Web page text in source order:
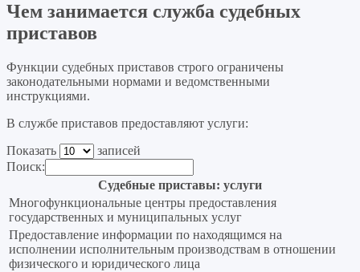
Чем занимается служба судебных
приставов
Функции судебных приставов строго ограничены
законодательными нормами и ведомственными
инструкциями.
В службе приставов предоставляют услуги:
Показать
записей
Поиск:
Судебные приставы: услуги
Многофункциональные центры предоставления
государственных и муниципальных услуг
Предоставление информации по находящимся на
исполнении исполнительным производствам в отношении
физического и юридического лица